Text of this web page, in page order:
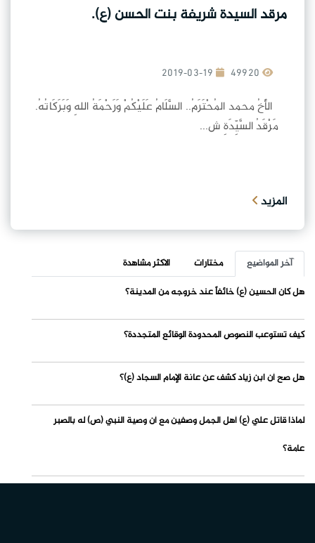
مرقد السيدة شريفة بنت الحسن (ع).
2019-03-19
الأَخُ محمد المُحْتَرَمُ.. السَّلَامُ عَلَيْكُمْ وَرَحْمَةُ اللهِ وَبَرَكَاتُهُ.
مَرْقَدُ السَّيِّدَةِ ش...
المزيد
آخر المواضيع مختارات
الاكثر مشاهدة
هل كان الحسين (ع) خائفاً عند خروجه من المدينة؟
كيف تستوعب النصوص المحدودة الوقائع المتجددة؟
هل صح أن ابن زياد كشف عن عانة الإمام السجاد (ع)؟
لماذا قاتل علي (ع) أهل الجمل وصفين مع أن وصية النبي (ص) له بالصبر
عامة؟